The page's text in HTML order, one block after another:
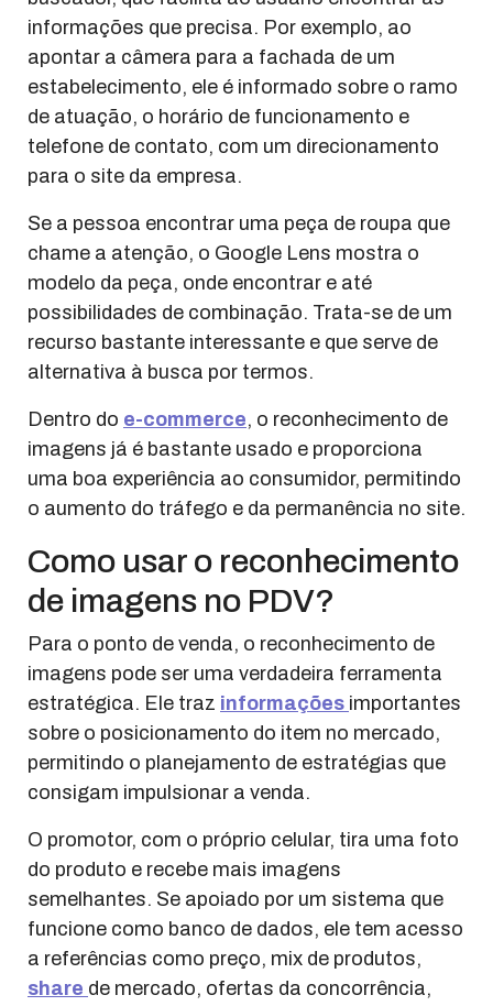
informações que precisa. Por exemplo, ao
apontar a câmera para a fachada de um
estabelecimento, ele é informado sobre o ramo
de atuação, o horário de funcionamento e
telefone de contato, com um direcionamento
para o site da empresa.
Se a pessoa encontrar uma peça de roupa que
chame a atenção, o Google Lens mostra o
modelo da peça, onde encontrar e até
possibilidades de combinação. Trata-se de um
recurso bastante interessante e que serve de
alternativa à busca por termos.
Dentro do e-commerce, o reconhecimento de
imagens já é bastante usado e proporciona
uma boa experiência ao consumidor, permitindo
o aumento do tráfego e da permanência no site.
Como usar o reconhecimento
de imagens no PDV?
Para o ponto de venda, o reconhecimento de
imagens pode ser uma verdadeira ferramenta
estratégica. Ele traz informações importantes
sobre o posicionamento do item no mercado,
permitindo o planejamento de estratégias que
consigam impulsionar a venda.
O promotor, com o próprio celular, tira uma foto
do produto e recebe mais imagens
semelhantes. Se apoiado por um sistema que
funcione como banco de dados, ele tem acesso
a referências como preço, mix de produtos,
share de mercado, ofertas da concorrência,